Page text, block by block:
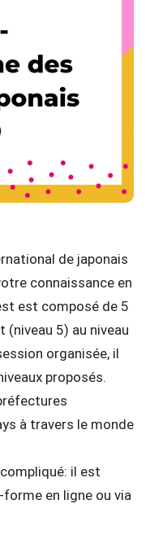
de japonais
connaissance en
est composé de 5
(niveau 5) au niveau
organisée, il
proposés.
à travers le monde
il est
forme en ligne ou via